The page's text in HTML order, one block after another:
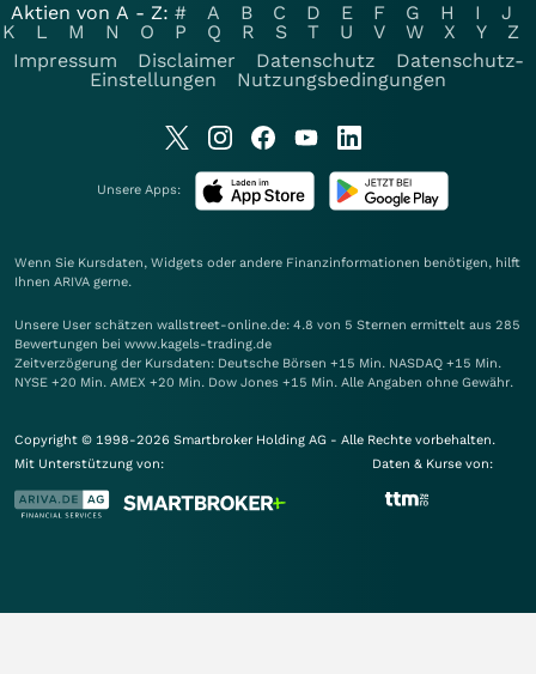
Aktien von A - Z: # A B C D E F G H I
J
K
L M N O P Q R S T U V W X Y
Z
Impressum
Disclaimer Datenschutz
Datenschutz-
Einstellungen
Nutzungsbedingungen
Unsere Apps:
Wenn Sie Kursdaten, Widgets oder andere Finanzinformationen benötigen, hilft
Ihnen ARIVA gerne.
Unsere User schätzen wallstreet-online.de: 4.8 von 5 Sternen ermittelt aus 285
Bewertungen bei www.kagels-trading.de
Zeitverzögerung der Kursdaten: Deutsche Börsen +15 Min. NASDAQ +15 Min.
NYSE +20 Min. AMEX +20 Min. Dow Jones +15 Min. Alle Angaben ohne Gewähr.
Copyright © 1998-2026 Smartbroker Holding AG - Alle Rechte vorbehalten.
Mit Unterstützung von:
Daten & Kurse von: